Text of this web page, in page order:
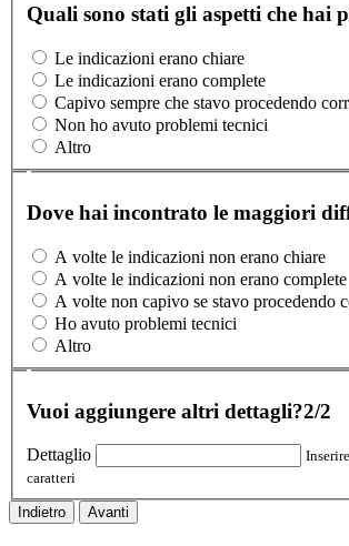
Quali sono stati gli aspetti che hai
Le indicazioni erano chiare
Le indicazioni erano complete
Capivo sempre che stavo procedendo
Non ho avuto problemi tecnici
Altro
Dove hai incontrato le maggiori
A volte le indicazioni non erano chiare
A volte le indicazioni non erano complete
A volte non capivo se stavo procedendo
Ho avuto problemi tecnici
Altro
Vuoi aggiungere altri dettagli?2/2
Dettaglio
caratteri
Indietro Avanti